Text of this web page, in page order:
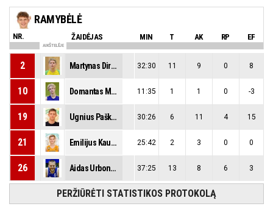
RAMYBĖLĖ
NR. ŽAIDĖJAS MIN T AK RP EF
AIKŠTELĖJE
2 Martynas Dirmauskis 32:30 11 9 0 8
10 Domantas Miliukas 11:35 1 1 0 -3
19 Ugnius Paškevičius 30:26 6 11 4 15
21 Emilijus Kaušpėdas 25:42 2 3 0 0
26 Aidas Urbonas 37:25 13 8 6 3
PERŽIŪRĖTI STATISTIKOS PROTOKOLĄ